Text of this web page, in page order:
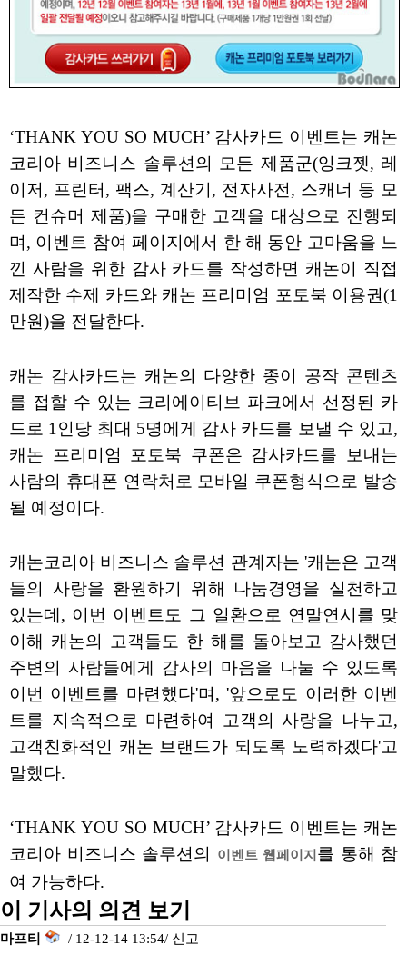
‘THANK YOU SO MUCH’ 감사카드 이벤트는 캐논
코리아 비즈니스 솔루션의 모든 제품군(잉크젯, 레
이저, 프린터, 팩스, 계산기, 전자사전, 스캐너 등 모
든 컨슈머 제품)을 구매한 고객을 대상으로 진행되
며, 이벤트 참여 페이지에서 한 해 동안 고마움을 느
낀 사람을 위한 감사 카드를 작성하면 캐논이 직접
제작한 수제 카드와 캐논 프리미엄 포토북 이용권(1
만원)을 전달한다.
캐논 감사카드는 캐논의 다양한 종이 공작 콘텐츠
를 접할 수 있는 크리에이티브 파크에서 선정된 카
드로 1인당 최대 5명에게 감사 카드를 보낼 수 있고,
캐논 프리미엄 포토북 쿠폰은 감사카드를 보내는
사람의 휴대폰 연락처로 모바일 쿠폰형식으로 발송
될 예정이다.
캐논코리아 비즈니스 솔루션 관계자는 '캐논은 고객
들의 사랑을 환원하기 위해 나눔경영을 실천하고
있는데, 이번 이벤트도 그 일환으로 연말연시를 맞
이해 캐논의 고객들도 한 해를 돌아보고 감사했던
주변의 사람들에게 감사의 마음을 나눌 수 있도록
이번 이벤트를 마련했다'며, '앞으로도 이러한 이벤
트를 지속적으로 마련하여 고객의 사랑을 나누고,
고객친화적인 캐논 브랜드가 되도록 노력하겠다'고
말했다.
‘THANK YOU SO MUCH’ 감사카드 이벤트는 캐논
코리아 비즈니스 솔루션의
이벤트 웹페이지를 통해 참
여 가능하다.
이 기사의 의견 보기
마프티 / 12-12-14 13:54/ 신고